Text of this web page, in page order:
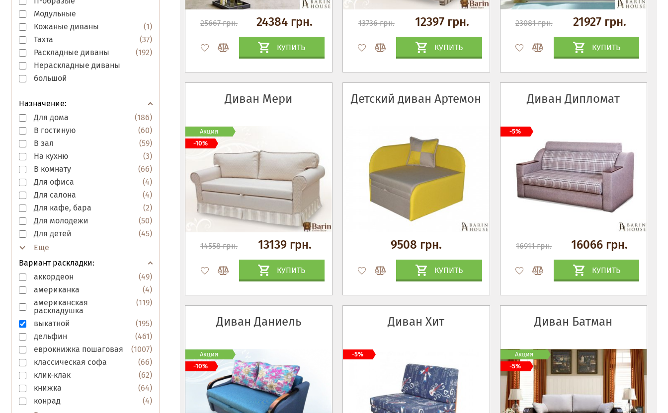
Модульные
Кожаные диваны
(1)
Тахта
(37)
Раскладные диваны
(192)
Нераскладные диваны
большой
Назначение:
Для дома
(186)
В гостиную
(60)
В зал
(59)
На кухню
(3)
В комнату
(66)
Для офиса
(4)
Для салона
(4)
Для кафе, бара
(2)
Для молодежи
(50)
Для детей
(45)
Вариант раскладки:
аккордеон
(49)
американка
(4)
американская
раскладушка
(119)
выкатной (195)
дельфин
(461)
еврокнижка пошаговая
(1007)
классическая софа
(66)
клик-клак
(62)
книжка
(64)
конрад
(4)
25667 грн. 24384 грн.
КУПИТЬ
13736 грн. 12397 грн.
КУПИТЬ
23081 грн. 21927 грн.
КУПИТЬ
Диван Мери
14558 грн. 13139 грн.
КУПИТЬ
Акция
-10%
Детский диван Артемон
9508 грн.
КУПИТЬ
Диван Дипломат
16911 грн. 16066 грн.
КУПИТЬ
-5%
Диван Даниель
Акция
-10%
Диван Хит
-5%
Диван Батман
Акция
-5%